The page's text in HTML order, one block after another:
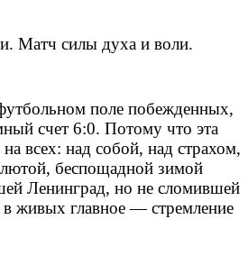
Матч силы духа и воли.
поле побежденных,
счет 6:0. Потому что эта
всех: над собой, над страхом,
беспощадной зимой
Ленинград, но не сломившей
живых главное — стремление